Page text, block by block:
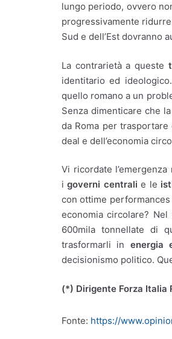
lungo periodo, ovvero
progressivamente
Sud e dell’Est dovranno
La contrarietà a queste
identitario ed
quello romano a un
Senza dimenticare che la
da Roma per
deal e dell’economia
Vi ricordate
igoverni centrali e le
con ottime
economia circolare?
600mila tonnellate di
trasformarli in energia
decisionismo politico.
(*) Dirigente Forza Italia
Fonte: https://